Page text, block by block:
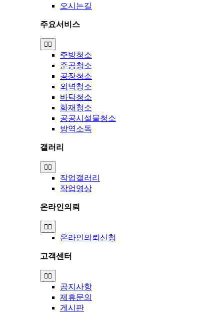
오시는길
주요서비스
Toggle
Navigation
주방청소
준공청소
공장청소
외벽청소
바닥청소
화재청소
공공시설물청소
방역소독
갤러리
Toggle
Navigation
작업갤러리
작업영상
온라인의뢰
Toggle
Navigation
온라인의뢰신청
고객센터
Toggle
Navigation
공지사항
제휴문의
게시판